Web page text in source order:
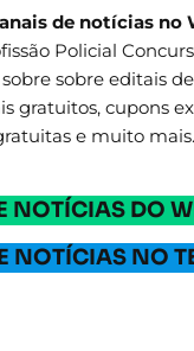
de notícias no
Policial
sobre editais
gratuitos, cupons
e muito
NOTÍCIAS DO
NOTÍCIAS NO